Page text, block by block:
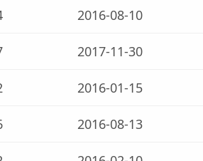
2016-08-10
2017-11-30
2016-01-15
2016-08-13